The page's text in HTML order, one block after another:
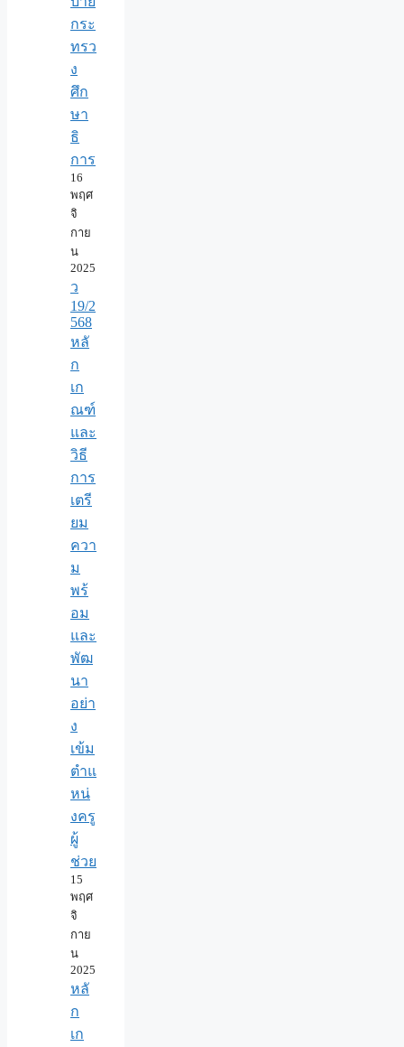
กระ
ทรว
ง
ศึก
ษา
ธิ
การ
16
พฤศ
จิ
กาย
น
2025
ว
19/2
568
หลั
ก
เก
ณฑ์
และ
วิธี
การ
เตรี
ยม
ควา
ม
พร้
อม
และ
พัฒ
นา
อย่า
ง
เข้ม
ตำแ
หน่
งครู
ผู้
ช่วย
15
พฤศ
จิ
กาย
น
2025
หลั
ก
เก